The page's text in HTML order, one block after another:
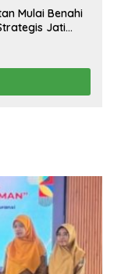
Mulai Benahi
Jati